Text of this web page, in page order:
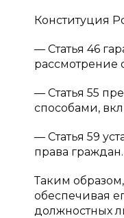
Конституция
— Статья 46
рассмотрение
— Статья 55
способами,
— Статья 59
права граждан.
Таким
обеспечивая
должностных